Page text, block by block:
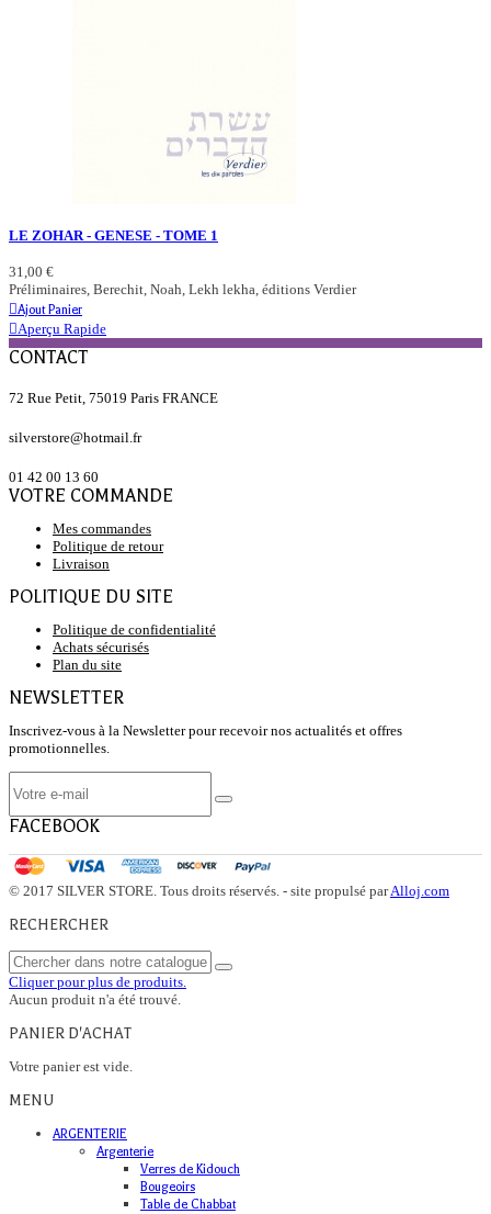
LE ZOHAR - GENESE - TOME 1
31,00 €
Préliminaires, Berechit, Noah, Lekh lekha, éditions Verdier
Ajout Panier
Aperçu Rapide
CONTACT
72 Rue Petit, 75019 Paris FRANCE
silverstore@hotmail.fr
01 42 00 13 60
VOTRE COMMANDE
Mes commandes
Politique de retour
Livraison
POLITIQUE DU SITE
Politique de confidentialité
Achats sécurisés
Plan du site
NEWSLETTER
Inscrivez-vous à la Newsletter pour recevoir nos actualités et offres
promotionnelles.
FACEBOOK
© 2017 SILVER STORE. Tous droits réservés. - site propulsé parAlloj.com
RECHERCHER
Cliquer pour plus de produits.
Aucun produit n'a été trouvé.
PANIER D'ACHAT
Votre panier est vide.
MENU
ARGENTERIE
Argenterie
Verres de Kidouch
Bougeoirs
Table de Chabbat